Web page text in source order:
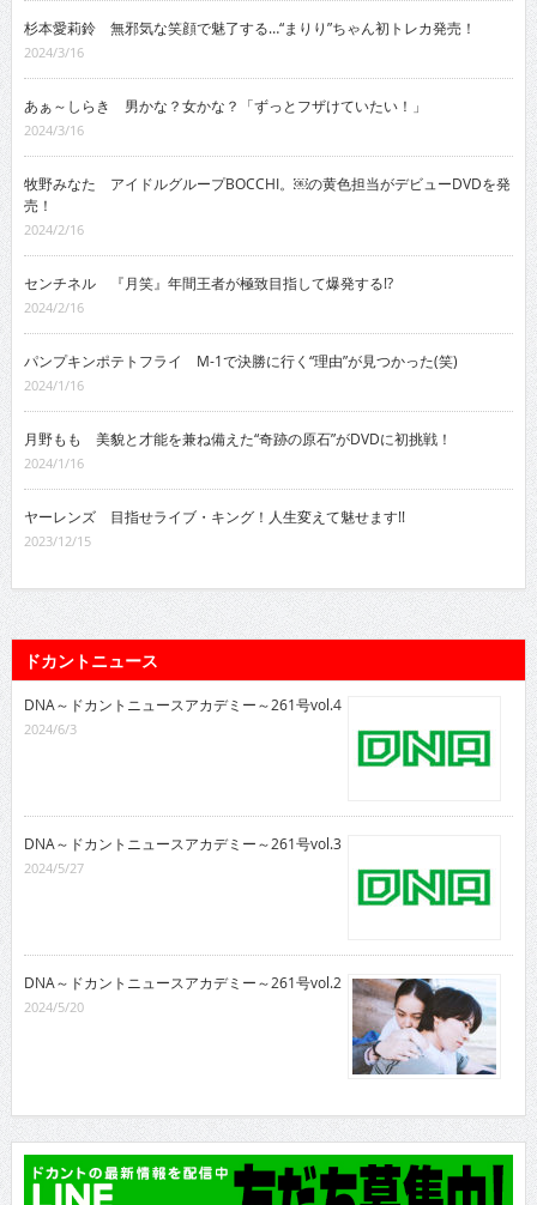
杉本愛莉鈴 無邪気な笑顔で魅了する…“まりり”ちゃん初トレカ発売！
2024/3/16
あぁ～しらき 男かな？女かな？「ずっとフザけていたい！」
2024/3/16
牧野みなた アイドルグループBOCCHI。￼の黄色担当がデビューDVDを発
売！
2024/2/16
センチネル 『月笑』年間王者が極致目指して爆発する!?
2024/2/16
パンプキンポテトフライ M-1で決勝に行く“理由”が見つかった(笑)
2024/1/16
月野もも 美貌と才能を兼ね備えた“奇跡の原石”がDVDに初挑戦！
2024/1/16
ヤーレンズ 目指せライブ・キング！人生変えて魅せます!!
2023/12/15
ドカントニュース
DNA～ドカントニュースアカデミー～261号vol.4
2024/6/3
DNA～ドカントニュースアカデミー～261号vol.3
2024/5/27
DNA～ドカントニュースアカデミー～261号vol.2
2024/5/20